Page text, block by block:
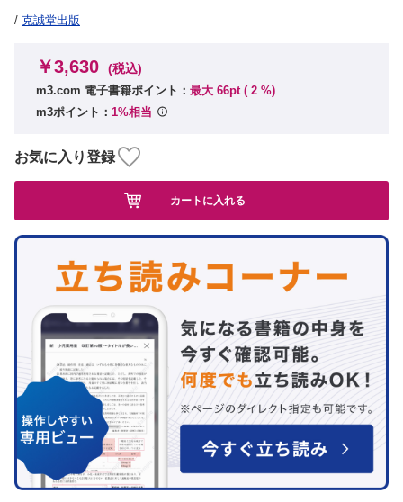
/ 克誠堂出版
￥3,630 (税込)
m3.com 電子書籍ポイント： 最大 66pt ( 2 %)
m3ポイント： 1%相当
お気に入り登録
カートに入れる